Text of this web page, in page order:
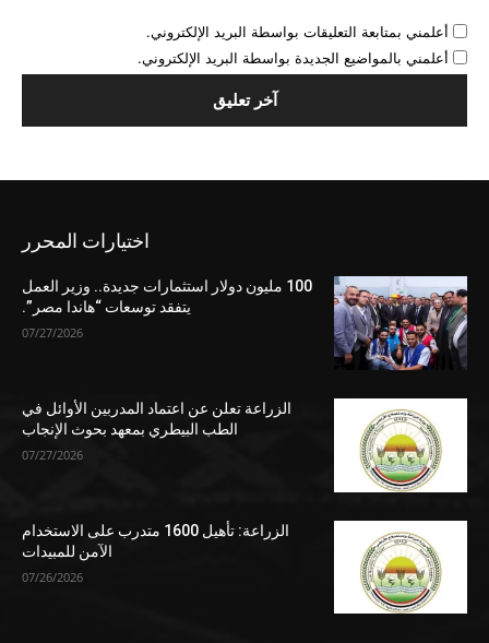
أعلمني بمتابعة التعليقات بواسطة البريد الإلكتروني.
أعلمني بالمواضيع الجديدة بواسطة البريد الإلكتروني.
اختيارات المحرر
100 مليون دولار استثمارات جديدة.. وزير العمل
يتفقد توسعات “هاندا مصر”.
07/27/2026
الزراعة تعلن عن اعتماد المدربين الأوائل في
الطب البيطري بمعهد بحوث الإنجاب
07/27/2026
الزراعة: تأهيل 1600 متدرب على الاستخدام
الآمن للمبيدات
07/26/2026